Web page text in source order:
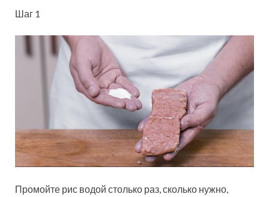
Шаг 1
Промойте рис водой столько раз, сколько нужно,